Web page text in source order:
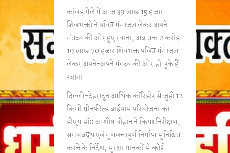
कांवड़ मेले में आज 39 लाख 15 हजार
शिवभक्तों ने पवित्र गंगाजल लेकर अपने
गंतव्य की ओर हुए रवाना, अब तक 2 करोड़
19 लाख 70 हजार शिवभक्त पवित्र गंगाजल
लेकर अपने-अपने गंतव्य की ओर हो चुके हैं
रवाना
दिल्ली-देहरादून आर्थिक कॉरिडोर से जुड़ी 12
किमी ग्रीनफील्ड बाईपास परियोजना का
डीएम डॉ0 आशीष चौहान ने किया निरीक्षण,
समयबद्ध एवं गुणवत्तापूर्ण निर्माण सुनिश्चित
करने के निर्देश, सुरक्षा मानकों से कोई